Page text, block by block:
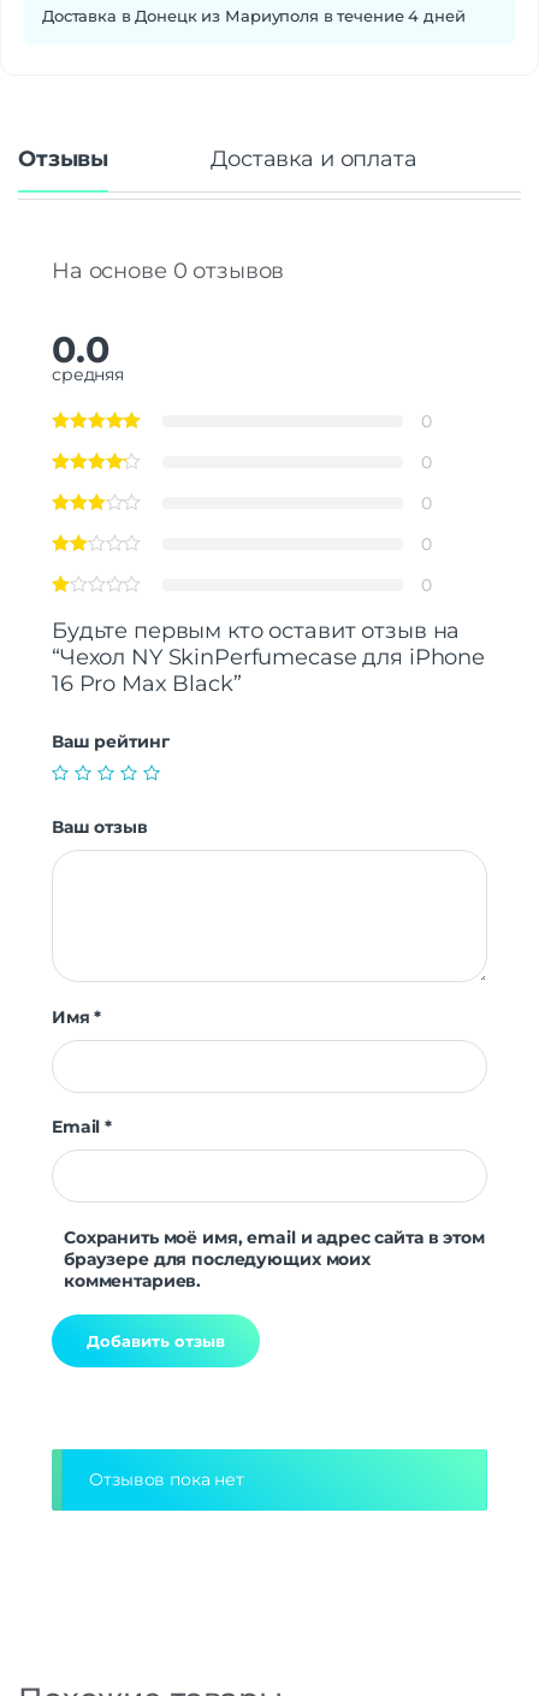
Доставка в Донецк из Мариуполя в течение 4 дней
Отзывы Доставка и оплата
На основе 0 отзывов
0.0
средняя
0
0
0
0
0
Будьте первым кто оставит отзыв на
“Чехол NY SkinPerfumecase для iPhone
16 Pro Max Black”
Ваш рейтинг
Ваш отзыв
Имя*
Email*
Сохранить моё имя, email и адрес сайта в этом
браузере для последующих моих
комментариев.
Отзывов пока нет